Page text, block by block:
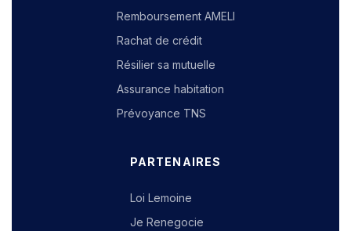
Remboursement AMELI
Rachat de crédit
Résilier sa mutuelle
Assurance habitation
Prévoyance TNS
PARTENAIRES
Loi Lemoine
Je Renegocie